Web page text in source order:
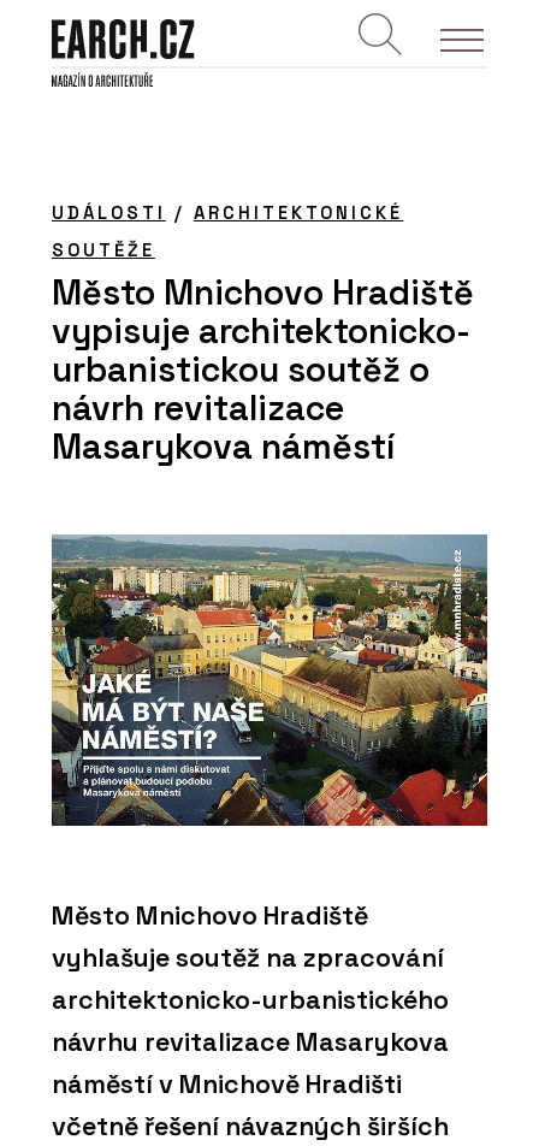
UDÁLOSTI / ARCHITEKTONICKÉ
SOUTĚŽE
Město Mnichovo Hradiště
vypisuje architektonicko-
urbanistickou soutěž o
návrh revitalizace
Masarykova náměstí
Město Mnichovo Hradiště
vyhlašuje soutěž na zpracování
architektonicko-urbanistického
návrhu revitalizace Masarykova
náměstí v Mnichově Hradišti
včetně řešení návazných širších